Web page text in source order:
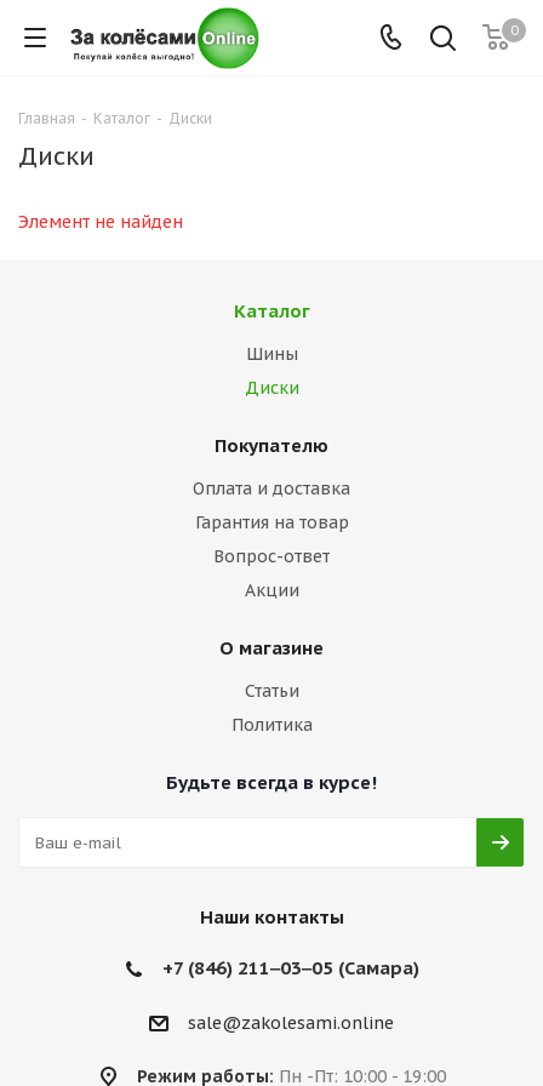
0
Главная - Каталог - Диски
Диски
Элемент не найден
Каталог
Шины
Диски
Покупателю
Оплата и доставка
Гарантия на товар
Вопрос-ответ
Акции
О магазине
Статьи
Политика
Будьте всегда в курсе!
Наши контакты
+7 (846) 211‒03‒05 (Самара)
sale@zakolesami.online
Режим работы: Пн -Пт: 10:00 - 19:00